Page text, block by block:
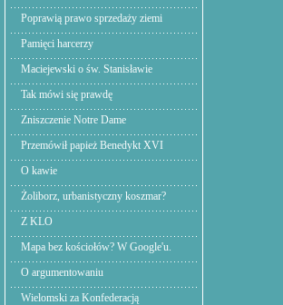
Poprawią prawo sprzedaży ziemi
Pamięci harcerzy
Maciejewski o św. Stanisławie
Tak mówi się prawdę
Zniszczenie Notre Dame
Przemówił papież Benedykt XVI
O kawie
Żoliborz, urbanistyczny koszmar?
Z KLO
Mapa bez kościołów? W Google'u.
O argumentowaniu
Wielomski za Konfederacją